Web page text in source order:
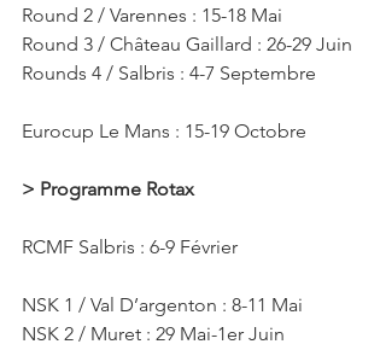
Round 2 / Varennes : 15-18 Mai
Round 3 / Château Gaillard : 26-29 Juin
Rounds 4 / Salbris : 4-7 Septembre
Eurocup Le Mans : 15-19 Octobre
> Programme Rotax
RCMF Salbris : 6-9 Février
NSK 1 / Val D’argenton : 8-11 Mai
NSK 2 / Muret : 29 Mai-1er Juin